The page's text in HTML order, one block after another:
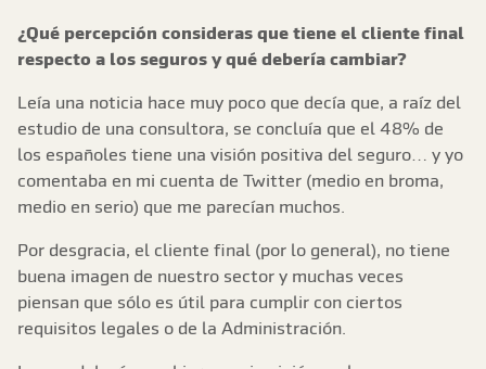
¿Qué percepción consideras que tiene el cliente final
respecto a los seguros y qué debería cambiar?
Leía una noticia hace muy poco que decía que, a raíz del
estudio de una consultora, se concluía que el 48% de
los españoles tiene una visión positiva del seguro… y yo
comentaba en mi cuenta de Twitter (medio en broma,
medio en serio) que me parecían muchos.
Por desgracia, el cliente final (por lo general), no tiene
buena imagen de nuestro sector y muchas veces
piensan que sólo es útil para cumplir con ciertos
requisitos legales o de la Administración.